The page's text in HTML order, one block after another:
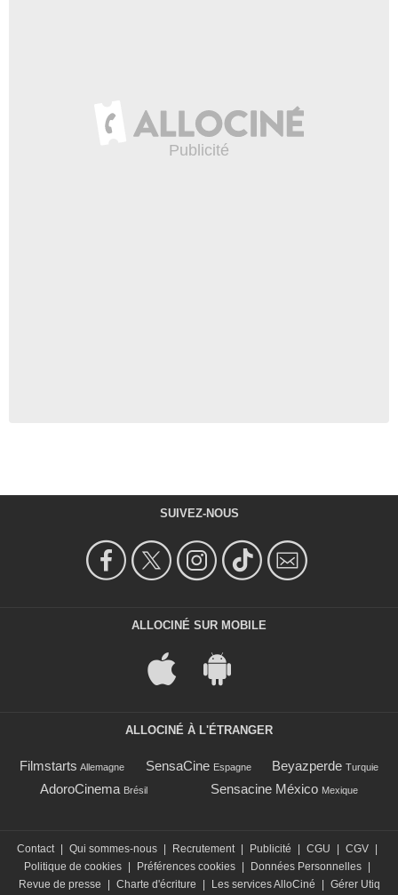
SUIVEZ-NOUS
ALLOCINÉ SUR MOBILE
ALLOCINÉ À L'ÉTRANGER
Filmstarts Allemagne SensaCine Espagne Beyazperde Turquie
AdoroCinema Brésil Sensacine México Mexique
Contact | Qui sommes-nous | Recrutement | Publicité | CGU | CGV |
Politique de cookies | Préférences cookies | Données Personnelles |
Revue de presse
| Charte d'écriture | Les services AlloCiné | Gérer Utiq